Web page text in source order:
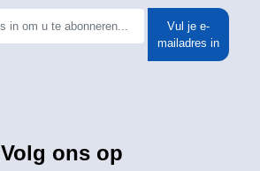
Vul je e-
mailadres in
Volg ons op